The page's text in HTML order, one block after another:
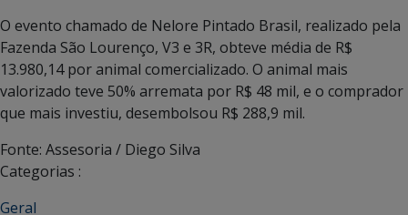
O evento chamado de Nelore Pintado Brasil, realizado pela
Fazenda São Lourenço, V3 e 3R, obteve média de R$
13.980,14 por animal comercializado. O animal mais
valorizado teve 50% arremata por R$ 48 mil, e o comprador
que mais investiu, desembolsou R$ 288,9 mil.
Fonte: Assesoria / Diego Silva
Categorias :
Geral